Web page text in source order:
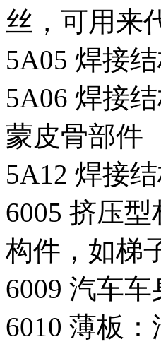
丝，可用来
5A05 焊接
5A06 焊接
蒙皮骨部件
5A12 焊接
6005 挤压
构件，如梯
6009 汽车车
6010 薄板